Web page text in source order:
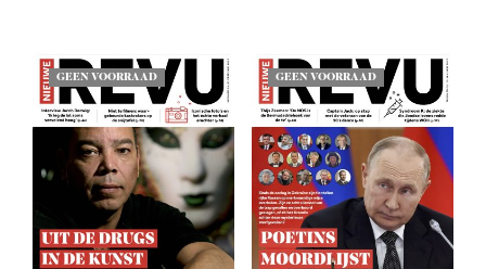
GEEN VOORRAAD GEEN VOORRAAD